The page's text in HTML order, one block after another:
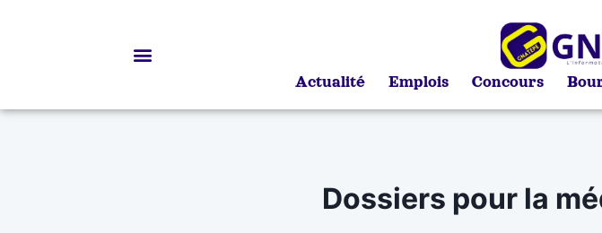
Actualité Emplois Concours
Dossiers pour la